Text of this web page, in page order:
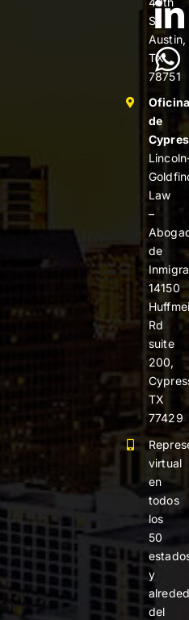
St
Austin,
TX
78751
Oficina
de
Law
–
de
14150
Rd
suite
200,
TX
77429
virtual
en
todos
los
50
y
del